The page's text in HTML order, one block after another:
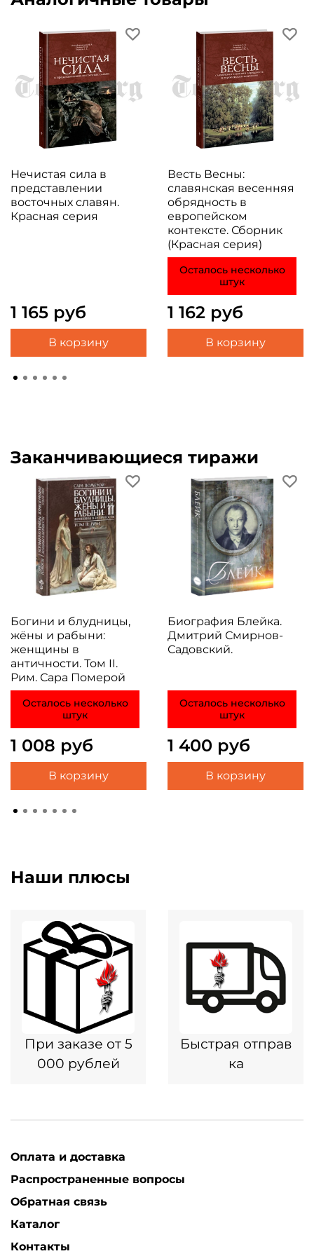
Нечистая сила в
представлении
восточных славян.
Красная серия
1 165 руб
В корзину
Весть Весны:
славянская весенняя
обрядность в
европейском
контексте. Сборник
(Красная серия)
Осталось несколько
штук
1 162 руб
В корзину
Заканчивающиеся тиражи
Богини и блудницы,
жёны и рабыни:
женщины в
античности. Том II.
Рим. Сара Померой
Осталось несколько
штук
1 008 руб
В корзину
Биография Блейка.
Дмитрий Смирнов-
Садовский.
Осталось несколько
штук
1 400 руб
В корзину
Наши плюсы
При заказе от 5
000 рублей
Быстрая отправ
ка
Оплата и доставка
Распространенные вопросы
Обратная связь
Каталог
Контакты